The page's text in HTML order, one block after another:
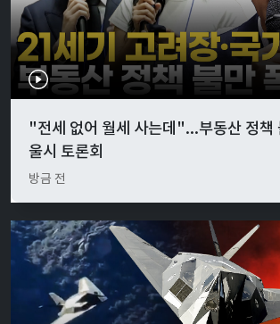
"전세 없어 월세 사는데"...부동산 정책
울시 토론회
방금 전